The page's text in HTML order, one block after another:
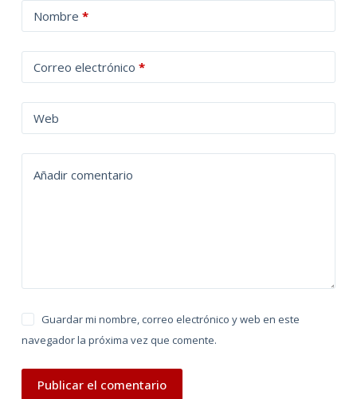
Nombre *
Correo electrónico *
Web
Añadir comentario
Guardar mi nombre, correo electrónico y web en este
navegador la próxima vez que comente.
Publicar el comentario
l
t
a
t